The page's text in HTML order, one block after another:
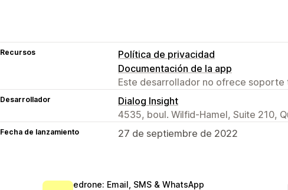
Recursos
Política de privacidad
Documentación de la app
Este desarrollador no ofrece soporte
Desarrollador
Dialog Insight
4535, boul. Wilfid-Hamel, Suite 210,
Fecha de lanzamiento 27 de septiembre de 2022
edrone: Email, SMS & WhatsApp